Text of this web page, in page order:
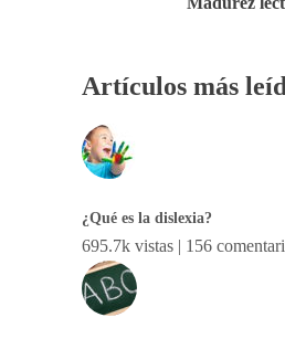
Artículos más
¿Qué es la dislexia?
695.7k vistas | 156